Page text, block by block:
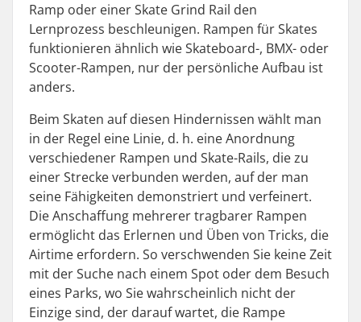
Ramp oder einer Skate Grind Rail den
Lernprozess beschleunigen. Rampen für Skates
funktionieren ähnlich wie Skateboard-, BMX- oder
Scooter-Rampen, nur der persönliche Aufbau ist
anders.
Beim Skaten auf diesen Hindernissen wählt man
in der Regel eine Linie, d. h. eine Anordnung
verschiedener Rampen und Skate-Rails, die zu
einer Strecke verbunden werden, auf der man
seine Fähigkeiten demonstriert und verfeinert.
Die Anschaffung mehrerer tragbarer Rampen
ermöglicht das Erlernen und Üben von Tricks, die
Airtime erfordern. So verschwenden Sie keine Zeit
mit der Suche nach einem Spot oder dem Besuch
eines Parks, wo Sie wahrscheinlich nicht der
Einzige sind, der darauf wartet, die Rampe